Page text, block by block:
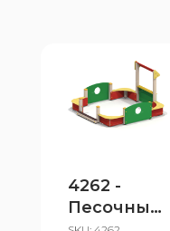
4262 -
Песочный